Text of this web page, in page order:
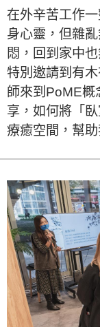
在外辛苦工作
身心靈，但雜
悶，回到家中
特別邀請到有
師來到PoME概
享，如何將「
療癒空間，幫